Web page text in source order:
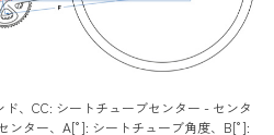
、CC: シートチューブセンター - センタ
ンター、A[°]: シートチューブ角度、B[°]: